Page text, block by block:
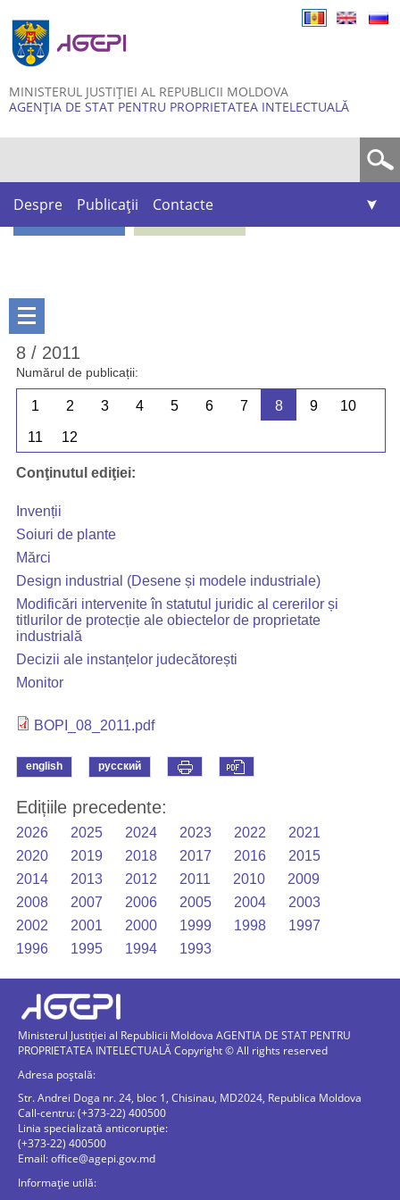
MINISTERUL JUSTIȚIEI AL REPUBLICII MOLDOVA
AGENȚIA DE STAT PENTRU PROPRIETATEA INTELECTUALĂ
Despre Publicații Contacte
8 / 2011
Numărul de publicații:
1 2 3 4 5 6 7 8 9 10
11 12
Conţinutul ediţiei:
Invenții
Soiuri de plante
Mărci
Design industrial (Desene și modele industriale)
Modificări intervenite în statutul juridic al cererilor și
titlurilor de protecție ale obiectelor de proprietate
industrială
Decizii ale instanțelor judecătorești
Monitor
BOPI_08_2011.pdf
english русский
Edițiile precedente:
2026 2025 2024 2023 2022
2021
2020
2019 2018 2017 2016
2015
2014
2013 2012 2011 2010
2009
2008
2007 2006 2005 2004
2003
2002
2001 2000 1999 1998
1997
1996
1995 1994 1993
Ministerul Justiției al Republicii Moldova AGENTIA DE STAT PENTRU
PROPRIETATEA INTELECTUALĂ Copyright © All rights reserved
Adresa poștală:
Str. Andrei Doga nr. 24, bloc 1, Chisinau, MD2024, Republica Moldova
Call-centru: (+373-22) 400500
Linia specializată anticorupție:
(+373-22) 400500
Email:office@agepi.gov.md
Informație utilă: